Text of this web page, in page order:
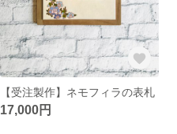
【受注製作】ネモフィラの表札
17,000円